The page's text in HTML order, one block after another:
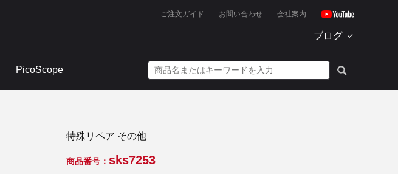
ご注文ガイド お問い合わせ 会社案内
ブログ
PicoScope
特殊リペア その他
商品番号： sks7253